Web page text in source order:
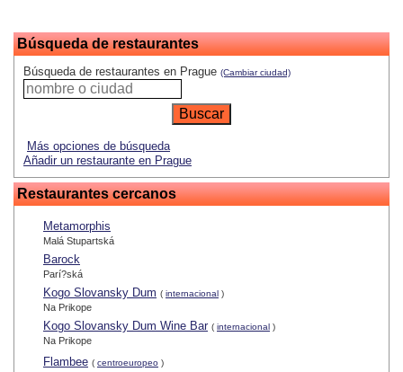
Búsqueda de restaurantes
Búsqueda de restaurantes en Prague (Cambiar ciudad)
Más opciones de búsqueda
Añadir un restaurante en Prague
Restaurantes cercanos
Metamorphis
Malá Stupartská
Barock
Parí?ská
Kogo Slovansky Dum ( internacional )
Na Prikope
Kogo Slovansky Dum Wine Bar ( internacional )
Na Prikope
Flambee ( centroeuropeo )